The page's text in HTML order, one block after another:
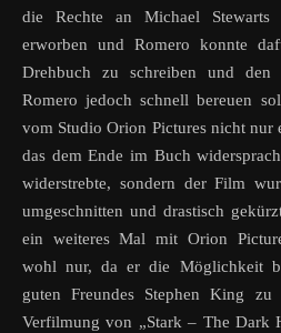
die Rechte an Michael Stewarts
erworben und Romero konnte
Drehbuch zu schreiben und den
Romero jedoch schnell bereuen
vom Studio Orion Pictures nicht nur
das dem Ende im Buch
widerstrebte, sondern der Film
umgeschnitten und drastisch
ein weiteres Mal mit Orion
wohl nur, da er die Möglichkeit
guten Freundes Stephen King
Verfilmung von „Stark – The Dark